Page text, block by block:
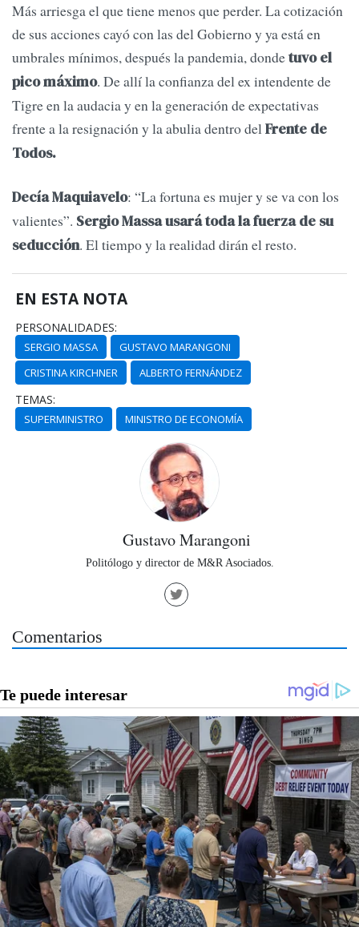
Más arriesga el que tiene menos que perder. La cotización
de sus acciones cayó con las del Gobierno y ya está en
umbrales mínimos, después la pandemia, dondetuvo el
pico máximo. De allí la confianza del ex intendente de
Tigre en la audacia y en la generación de expectativas
frente a la resignación y la abulia dentro delFrente de
Todos.
Decía Maquiavelo: “La fortuna es mujer y se va con los
valientes”. Sergio Massa usará toda la fuerza de su
seducción. El tiempo y la realidad dirán el resto.
EN ESTA NOTA
PERSONALIDADES:
SERGIO MASSA
GUSTAVO MARANGONI
CRISTINA KIRCHNER
ALBERTO FERNÁNDEZ
TEMAS:
SUPERMINISTRO MINISTRO DE ECONOMÍA
Gustavo Marangoni
Politólogo y director de M&R Asociados.
Comentarios